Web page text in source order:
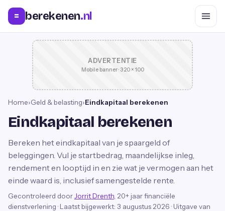
= berekenen.nl
ADVERTENTIE
Mobile banner · 320 × 100
Home›Geld & belasting›Eindkapitaal berekenen
Eindkapitaal berekenen
Bereken het eindkapitaal van je spaargeld of
beleggingen. Vul je startbedrag, maandelijkse inleg,
rendement en looptijd in en zie wat je vermogen aan het
einde waard is, inclusief samengestelde rente.
Gecontroleerd door Jorrit Drenth , 20+ jaar financiële
dienstverlening · Laatst bijgewerkt: 3 augustus 2026 · Uitgave van